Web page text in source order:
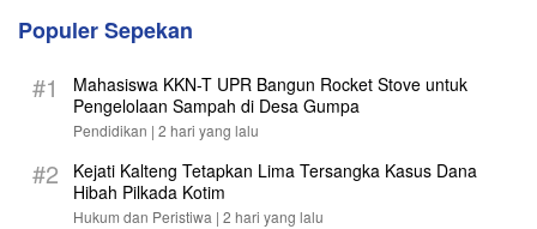
Populer Sepekan
#1
Mahasiswa KKN-T UPR Bangun Rocket Stove untuk
Pengelolaan Sampah di Desa Gumpa
Pendidikan | 2 hari yang lalu
#2
Kejati Kalteng Tetapkan Lima Tersangka Kasus Dana
Hibah Pilkada Kotim
Hukum dan Peristiwa | 2 hari yang lalu